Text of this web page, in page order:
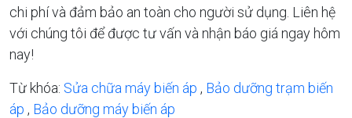
chi phí và đảm bảo an toàn cho người sử dụng. Liên hệ
với chúng tôi để được tư vấn và nhận báo giá ngay hôm
nay!
Từ khóa: Sửa chữa máy biến áp , Bảo dưỡng trạm biến
áp , Bảo dưỡng máy biến áp